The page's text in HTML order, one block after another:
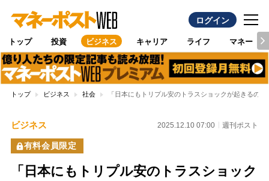
ログイン
トップ 投資 ビジネス キャリア ライフ マネー
トップ ビジネス 社会 「日本にもトリプル安のトラスショックが起きるの
ビジネス 2025.12.10 07:00 週刊ポスト
有料会員限定
「日本にもトリプル安のトラスショック